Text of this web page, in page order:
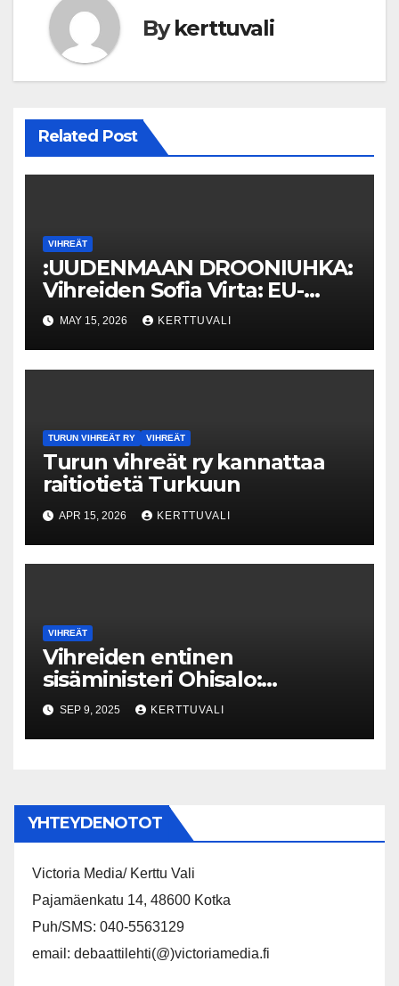
Bykerttuvali
Related Post
VIHREÄT
:UUDENMAAN DROONIUHKA:
Vihreiden Sofia Virta: EU-
Alertin käyttöönottoa on
aikaistettava ja Venäjä-
sanktioita kiristettävä
MAY 15, 2026 KERTTUVALI
TURUN VIHREÄT RY VIHREÄT
Turun vihreät ry kannattaa
raitiotietä Turkuun
APR 15, 2026 KERTTUVALI
VIHREÄT
Vihreiden entinen
sisäministeri Ohisalo:
Äärioikeistoa koskevan tiedon
rajoittaminen Supon
nettisivuilla on vaarallista
SEP 9, 2025 KERTTUVALI
YHTEYDENOTOT
Victoria Media/ Kerttu Vali
Pajamäenkatu 14, 48600 Kotka
Puh/SMS: 040-5563129
email: debaattilehti(@)victoriamedia.fi